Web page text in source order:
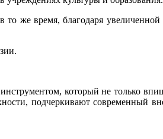
же время, благодаря
который не только
подчеркивают